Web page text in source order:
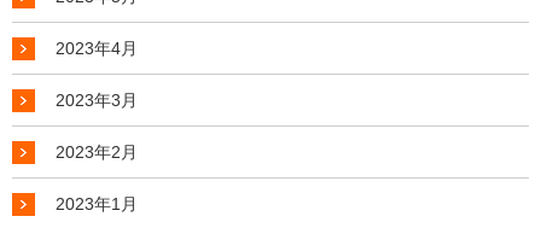
2023年4月
2023年3月
2023年2月
2023年1月